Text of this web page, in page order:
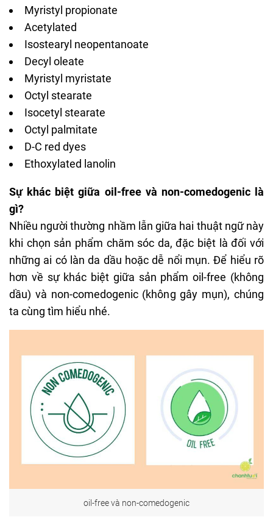
Myristyl propionate
Acetylated
Isostearyl neopentanoate
Decyl oleate
Myristyl myristate
Octyl stearate
Isocetyl stearate
Octyl palmitate
D-C red dyes
Ethoxylated lanolin
Sự khác biệt giữa oil-free và non-comedogenic là
gì?
Nhiều người thường nhầm lẫn giữa hai thuật ngữ này
khi chọn sản phẩm chăm sóc da, đặc biệt là đối với
những ai có làn da dầu hoặc dễ nổi mụn. Để hiểu rõ
hơn về sự khác biệt giữa sản phẩm oil-free (không
dầu) và non-comedogenic (không gây mụn), chúng
ta cùng tìm hiểu nhé.
oil-free và non-comedogenic